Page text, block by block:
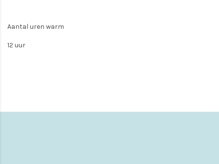
Aantal uren warm
12 uur